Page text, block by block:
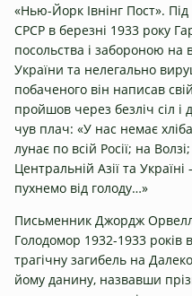
«Нью-Йорк Івнінг Пост». Під
СРСР в березні 1933 року
посольства і забороною на
України та нелегально
побаченого він написав
пройшов через безліч сіл і
чув плач: «У нас немає
лунає по всій Росії; на
Центральній Азії та
пухнемо від голоду…»
Письменник Джордж
Голодомор 1932-1933 років
трагічну загибель на
йому данину, назвавши